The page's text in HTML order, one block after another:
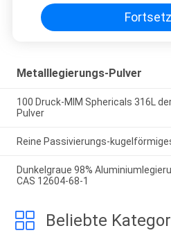
Metalllegierungs-Pulver
100 Druck-MIM Sphericals 316L
Pulver
Reine Passivierungs-
Dunkelgraue 98%
CAS 12604-68-1
Beliebte